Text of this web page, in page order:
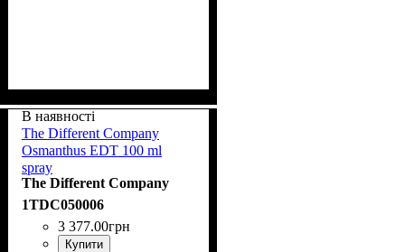
В наявності
The Different Company
Osmanthus EDT 100 ml
spray
The Different Company
1TDC050006
3 377.00грн
Купити